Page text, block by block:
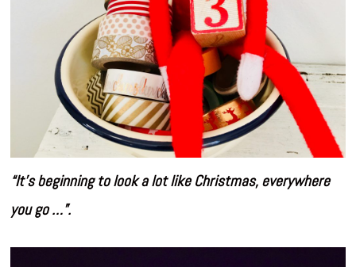
“It’s beginning to look a lot like Christmas, everywhere
you go …”.